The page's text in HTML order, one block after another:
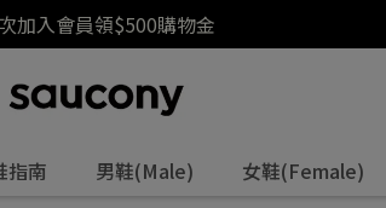
加入會員領$500購物金
指南 男鞋(Male) 女鞋(Female)